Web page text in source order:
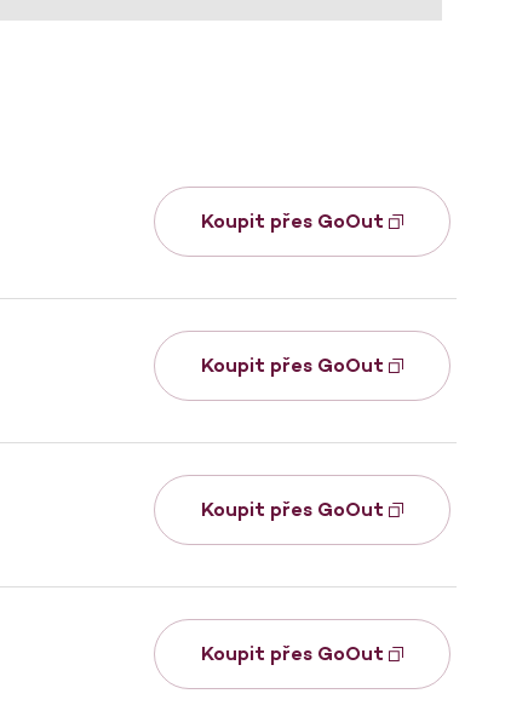
Koupit přes GoOut
Koupit přes GoOut
Koupit přes GoOut
Koupit přes GoOut